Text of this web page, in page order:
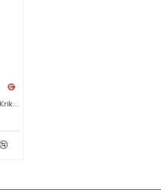
Termosinis puodelis "Krikšto mamos kavytė"